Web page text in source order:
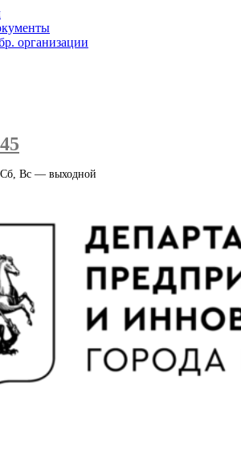
организации
Сб, Вс — выходной